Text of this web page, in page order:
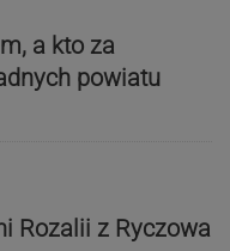
a kto za
powiatu
Rozalii z Ryczowa